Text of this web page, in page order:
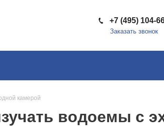
+7 (495) 104-
Заказать звонок
камерой
водоемы с